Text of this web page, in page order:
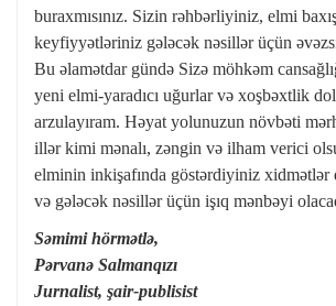
buraxmısınız. Sizin rəhbərliyiniz, elmi
keyfiyyətləriniz gələcək nəsillər üçün
Bu əlamətdar gündə Sizə möhkəm
yeni elmi-yaradıcı uğurlar və xoşbəxtlik
arzulayıram. Həyat yolunuzun növbəti
illər kimi mənalı, zəngin və ilham verici
elminin inkişafında göstərdiyiniz xidmətlər
və gələcək nəsillər üçün işıq mənbəyi
Səmimi hörmətlə,
Pərvanə Salmanqızı
Jurnalist, şair-publisist